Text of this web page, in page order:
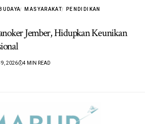
BUDAYA MASYARAKAT
PENDIDIKAN
Jember, Hidupkan Keunikan
9, 2026 4 MIN READ